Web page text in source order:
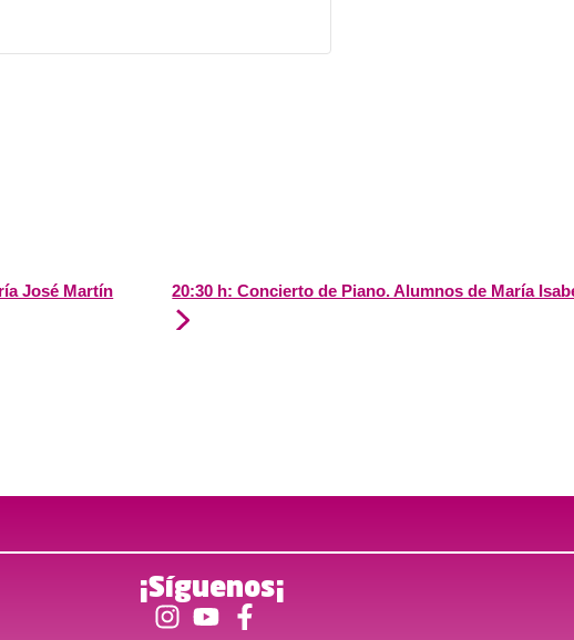
José Martín
20:30 h: Concierto de Piano. Alumnos de María
¡Síguenos¡